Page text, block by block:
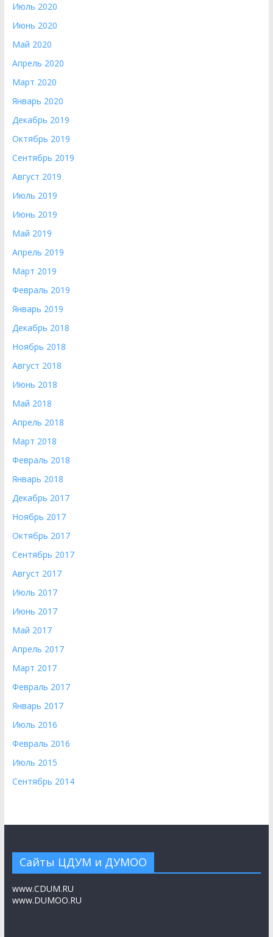
Июль 2020
Июнь 2020
Май 2020
Апрель 2020
Март 2020
Январь 2020
Декабрь 2019
Октябрь 2019
Сентябрь 2019
Август 2019
Июль 2019
Июнь 2019
Май 2019
Апрель 2019
Март 2019
Февраль 2019
Январь 2019
Декабрь 2018
Ноябрь 2018
Август 2018
Июнь 2018
Май 2018
Апрель 2018
Март 2018
Февраль 2018
Январь 2018
Декабрь 2017
Ноябрь 2017
Октябрь 2017
Сентябрь 2017
Август 2017
Июль 2017
Июнь 2017
Май 2017
Апрель 2017
Март 2017
Февраль 2017
Январь 2017
Июль 2016
Февраль 2016
Июль 2015
Сентябрь 2014
Сайты ЦДУМ и ДУМОО
www.CDUM.RU
www.DUMOO.RU